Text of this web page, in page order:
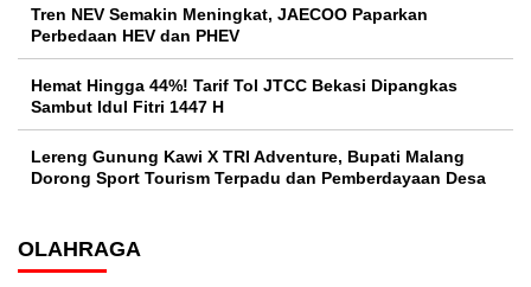
Tren NEV Semakin Meningkat, JAECOO Paparkan
Perbedaan HEV dan PHEV
Hemat Hingga 44%! Tarif Tol JTCC Bekasi Dipangkas
Sambut Idul Fitri 1447 H
Lereng Gunung Kawi X TRI Adventure, Bupati Malang
Dorong Sport Tourism Terpadu dan Pemberdayaan Desa
OLAHRAGA